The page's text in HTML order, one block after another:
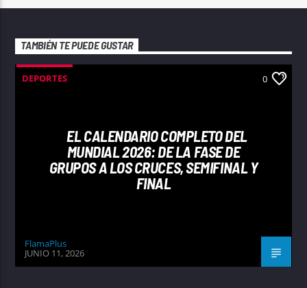
TAMBIÉN TE PUEDE GUSTAR
DEPORTES 0
EL CALENDARIO COMPLETO DEL
MUNDIAL 2026: DE LA FASE DE
GRUPOS A LOS CRUCES, SEMIFINAL Y
FINAL
FlamaPlus
JUNIO 11, 2026